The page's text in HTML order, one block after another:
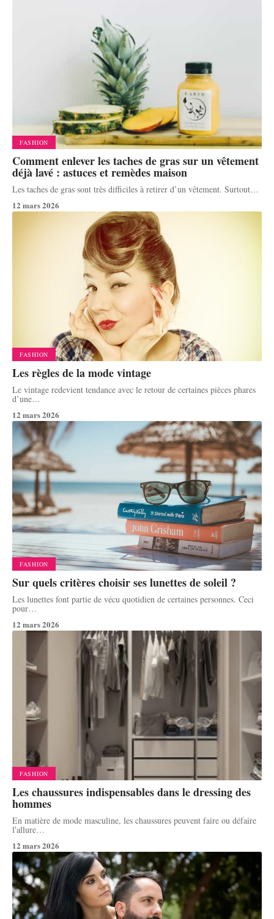
FASHION
Comment enlever les taches de gras sur un vêtement
déjà lavé : astuces et remèdes maison
Les taches de gras sont très difficiles à retirer d’un vêtement. Surtout…
12 mars 2026
FASHION
Les règles de la mode vintage
Le vintage redevient tendance avec le retour de certaines pièces phares
d’une…
12 mars 2026
FASHION
Sur quels critères choisir ses lunettes de soleil ?
Les lunettes font partie de vécu quotidien de certaines personnes. Ceci
pour…
12 mars 2026
FASHION
Les chaussures indispensables dans le dressing des
hommes
En matière de mode masculine, les chaussures peuvent faire ou défaire
l'allure…
12 mars 2026